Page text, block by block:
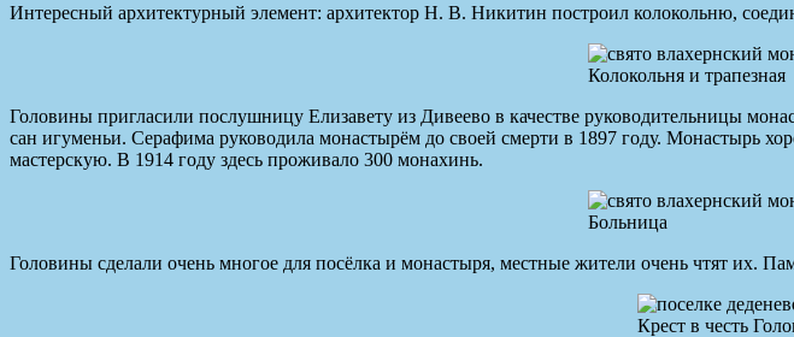
Интересный архитектурный элемент: архитектор Н. В. Никитин построил колокольню,
Колокольня и трапезная
Головины пригласили послушницу Елизавету из Дивеево в качестве руководительницы
сан игуменьи. Серафима руководила монастырём до своей смерти в 1897 году. Монастырь
мастерскую. В 1914 году здесь проживало 300 монахинь.
Больница
Головины сделали очень многое для посёлка и монастыря, местные жители очень чтят их.
Крест в честь